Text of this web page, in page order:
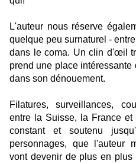
L'auteur nous réserve
quelque peu surnaturel -
dans le coma. Un clin d'œil
prend une place intéressante
dans son dénouement.
Filatures, surveillances,
entre la Suisse, la France
constant et soutenu
personnages, que l'auteur
vont devenir de plus en plus